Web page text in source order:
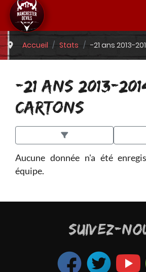
Accueil Stats -21 ans 2013-
-21 ANS 2013-
CARTONS
Aucune donnée n'a été
équipe.
SUIVEZ-